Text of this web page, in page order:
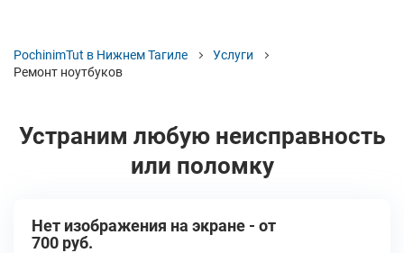
PochinimTut в Нижнем Тагиле
Услуги
Ремонт ноутбуков
Устраним любую неисправность
или поломку
Нет изображения на экране - от
700 руб.